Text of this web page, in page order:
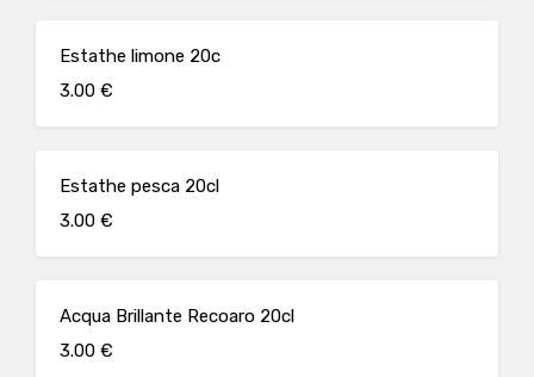
Estathe limone 20c
3.00 €
Estathe pesca 20cl
3.00 €
Acqua Brillante Recoaro 20cl
3.00 €